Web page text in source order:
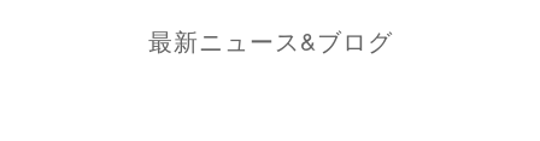
最新ニュース&ブログ